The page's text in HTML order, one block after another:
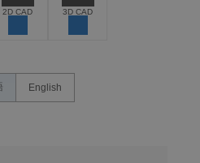
いること、および本製品が全
、ご採用に際しては機器・装
認のうえご使用ください。・
2D CAD 3D CAD
English